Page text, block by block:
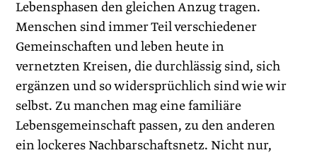
Lebensphasen den gleichen Anzug tragen.
Menschen sind immer Teil verschiedener
Gemeinschaften und leben heute in
vernetzten Kreisen, die durchlässig sind, sich
ergänzen und so widersprüchlich sind wie wir
selbst. Zu manchen mag eine familiäre
Lebensgemeinschaft passen, zu den anderen
ein lockeres Nachbarschaftsnetz. Nicht nur,